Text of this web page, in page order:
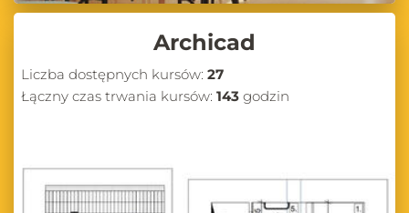
Archicad
Liczba dostępnych kursów: 27
Łączny czas trwania kursów: 143 godzin